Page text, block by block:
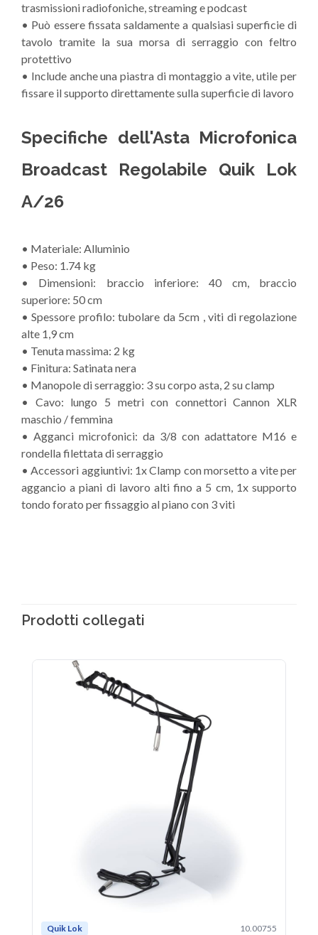
trasmissioni radiofoniche, streaming e podcast
• Può essere fissata saldamente a qualsiasi superficie di
tavolo tramite la sua morsa di serraggio con feltro
protettivo
• Include anche una piastra di montaggio a vite, utile per
fissare il supporto direttamente sulla superficie di lavoro
Specifiche dell'Asta Microfonica
Broadcast Regolabile Quik Lok
A/26
• Materiale: Alluminio
• Peso: 1.74 kg
• Dimensioni: braccio inferiore: 40 cm, braccio
superiore: 50 cm
• Spessore profilo: tubolare da 5cm , viti di regolazione
alte 1,9 cm
• Tenuta massima: 2 kg
• Finitura: Satinata nera
• Manopole di serraggio: 3 su corpo asta, 2 su clamp
• Cavo: lungo 5 metri con connettori Cannon XLR
maschio / femmina
• Agganci microfonici: da 3/8 con adattatore M16 e
rondella filettata di serraggio
• Accessori aggiuntivi: 1x Clamp con morsetto a vite per
aggancio a piani di lavoro alti fino a 5 cm, 1x supporto
tondo forato per fissaggio al piano con 3 viti
Prodotti collegati
Quik Lok 10.00755